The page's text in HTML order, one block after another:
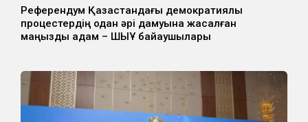
Референдум Қазақстандағы демократиялық
процестердің одан әрі дамуына жасалған
маңызды қадам – ШЫҰ байқаушылары